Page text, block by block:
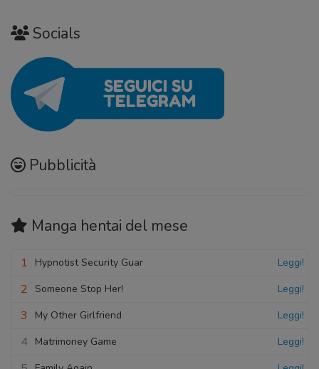
Socials
Pubblicità
Manga hentai del mese
1 Hypnotist Security Guar Leggi!
2 Someone Stop Her! Leggi!
3 My Other Girlfriend Leggi!
4 Matrimoney Game Leggi!